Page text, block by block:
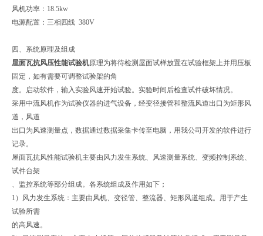
风机功率：18.5kw
电源配置：三相四线 380V
四、系统原理及组成
屋面瓦抗风压性能试验机原理为将待检测屋面试样放置在试验框架上并用压板
固定，如有需要可调整试验架的角
度。启动软件，输入实验风速开始试验。实验时间后检查试件破坏情况。
采用中流风机作为试验仪器的进气设备，经变径接管和整流风道出口为矩形风
道，风道
出口为风速测量点，数据通过数据采集卡传至电脑，用我公司开发的软件进行
记录。
屋面瓦抗风性能试验机主要由风力发生系统、风速测量系统、变频控制系统、
试件台架
、监控系统等部分组成。各系统组成及作用如下；
1）风力发生系统：主要由风机、变径管、整流器、矩形风道组成。用于产生
试验所需
的高风速。